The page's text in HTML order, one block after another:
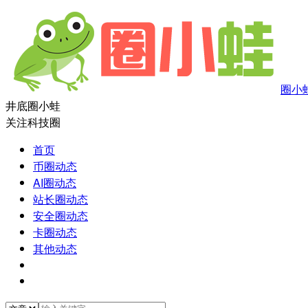
圈小
井底圈小蛙
关注科技圈
首页
币圈动态
AI圈动态
站长圈动态
安全圈动态
卡圈动态
其他动态